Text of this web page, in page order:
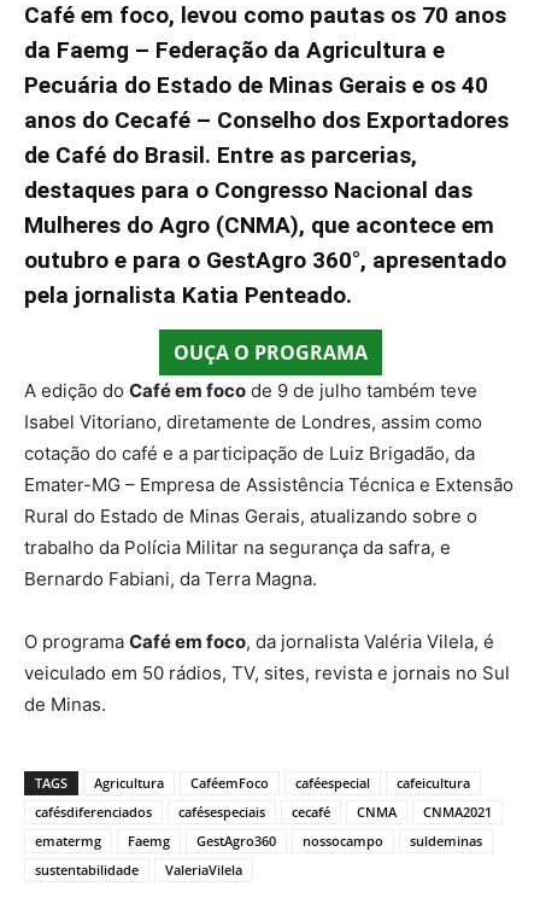
Café em foco, levou como pautas os 70 anos
da Faemg – Federação da Agricultura e
Pecuária do Estado de Minas Gerais e os 40
anos do Cecafé – Conselho dos Exportadores
de Café do Brasil. Entre as parcerias,
destaques para o Congresso Nacional das
Mulheres do Agro (CNMA), que acontece em
outubro e para o GestAgro 360°, apresentado
pela jornalista Katia Penteado.
OUÇA O PROGRAMA
A edição do Café em foco de 9 de julho também teve
Isabel Vitoriano, diretamente de Londres, assim como
cotação do café e a participação de Luiz Brigadão, da
Emater-MG – Empresa de Assistência Técnica e Extensão
Rural do Estado de Minas Gerais, atualizando sobre o
trabalho da Polícia Militar na segurança da safra, e
Bernardo Fabiani, da Terra Magna.
O programa Café em foco, da jornalista Valéria Vilela, é
veiculado em 50 rádios, TV, sites, revista e jornais no Sul
de Minas.
TAGS Agricultura CaféemFoco caféespecial
cafeicultura
cafésdiferenciados
cafésespeciais cecafé CNMA
CNMA2021
ematermg
Faemg GestAgro360 nossocampo
suldeminas
sustentabilidade
ValeriaVilela